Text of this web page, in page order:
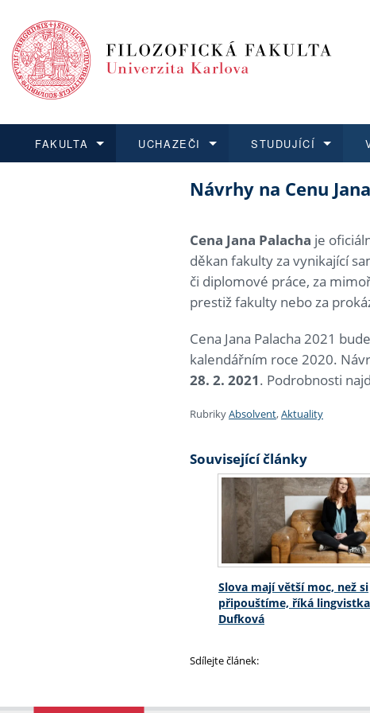
FAKULTA
Struktura a
Strategie a
Podpora a
Absolventi
Fakultní školy
UCHAZEČI
Co studovat
Učitelské
Informace k
STUDUJÍCÍ
Bakalářské
Doktorské
Rigorózní
O vědě a
Akademické
Granty a
Aktuální
Vyjíždějící
Přijíždějící
Vyjíždějící
Návrhy na Cenu
Cena Jana Palacha je
děkan fakulty za vynikající
či diplomové práce, za
prestiž fakulty nebo za
Cena Jana Palacha 2021
kalendářním roce 2020.
28. 2. 2021. Podrobnosti
RubrikyAbsolvent,Aktuality
Související články
Slova mají větší moc, než si
připouštíme, říká
Dufková
Sdílejte článek: